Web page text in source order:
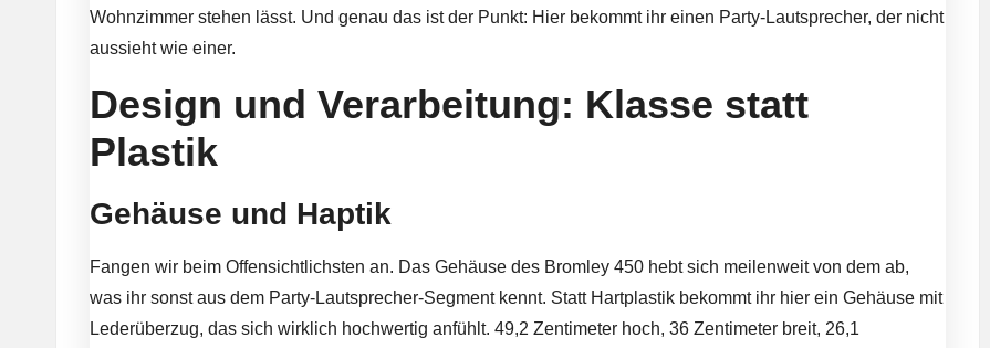
Wohnzimmer stehen lässt. Und genau das ist der Punkt: Hier bekommt ihr einen Party-Lautsprecher, der nicht
aussieht wie einer.
Design und Verarbeitung: Klasse statt
Plastik
Gehäuse und Haptik
Fangen wir beim Offensichtlichsten an. Das Gehäuse des Bromley 450 hebt sich meilenweit von dem ab,
was ihr sonst aus dem Party-Lautsprecher-Segment kennt. Statt Hartplastik bekommt ihr hier ein Gehäuse mit
Lederüberzug, das sich wirklich hochwertig anfühlt. 49,2 Zentimeter hoch, 36 Zentimeter breit, 26,1